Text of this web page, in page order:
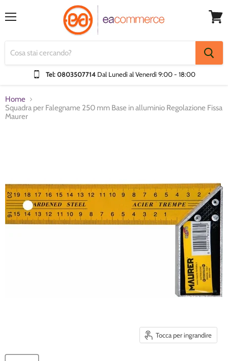
Tel: 0803507714 Dal Lunedì al Venerdì9:00 - 18:00
Home
Squadra per Falegname 250 mm Base in alluminio Regolazione Fissa
Maurer
Tocca per ingrandire